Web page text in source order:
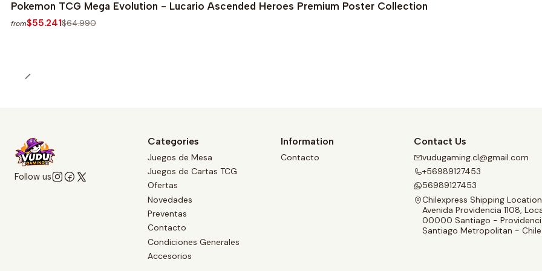
-15%
Pokemon TCG Mega Evolution - Lucario Ascended Heroes Premium Poster Collection
from$55.241$64.990
Follow us
Categories
Juegos de Mesa
Juegos de Cartas TCG
Ofertas
Novedades
Preventas
Contacto
Condiciones Generales
Accesorios
Information
Contacto
Contact Us
vudugaming.cl@gmail.com
+56989127453
56989127453
Chilexpress Shipping Location
Avenida Providencia 1108,
00000 Santiago -
Santiago Metropolitan - Chile